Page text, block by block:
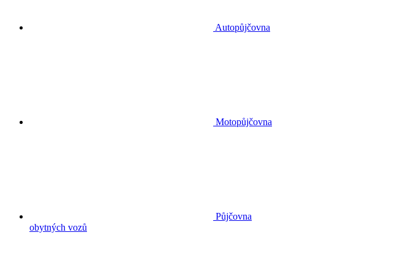
Autopůjčovna
Motopůjčovna
Půjčovna
obytných vozů